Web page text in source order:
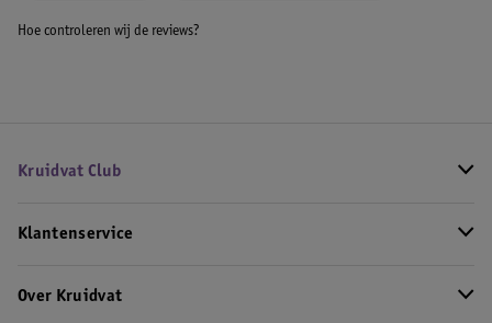
Hoe controleren wij de reviews?
Kruidvat Club
Klantenservice
Over Kruidvat